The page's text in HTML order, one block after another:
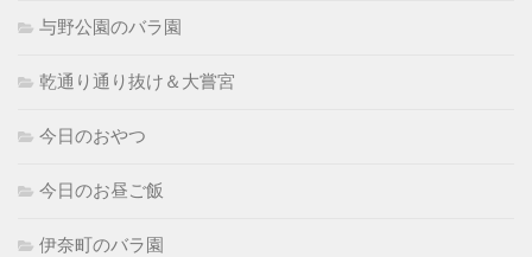
与野公園のバラ園
乾通り通り抜け＆大嘗宮
今日のおやつ
今日のお昼ご飯
伊奈町のバラ園